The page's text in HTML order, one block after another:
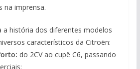
na imprensa.
a história dos diferentes modelos
característicos da Citroën:
do 2CV ao cupê C6, passando